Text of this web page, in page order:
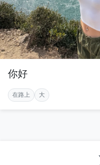
你好
在路上 大